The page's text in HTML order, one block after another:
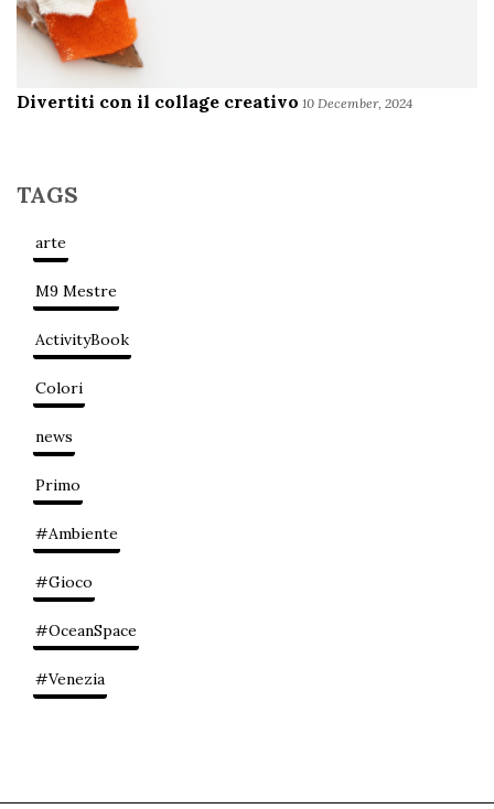
Divertiti con il collage creativo 10 December, 2024
TAGS
arte
M9 Mestre
ActivityBook
Colori
news
Primo
#Ambiente
#Gioco
#OceanSpace
#Venezia